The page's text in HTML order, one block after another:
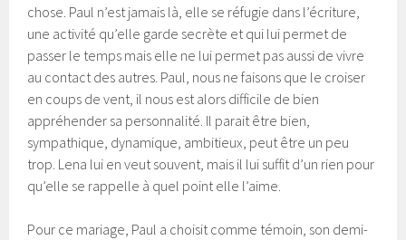
chose. Paul n’est jamais là, elle se réfugie dans l’écriture,
une activité qu’elle garde secrète et qui lui permet de
passer le temps mais elle ne lui permet pas aussi de vivre
au contact des autres. Paul, nous ne faisons que le croiser
en coups de vent, il nous est alors difficile de bien
appréhender sa personnalité. Il parait être bien,
sympathique, dynamique, ambitieux, peut être un peu
trop. Lena lui en veut souvent, mais il lui suffit d’un rien pour
qu’elle se rappelle à quel point elle l’aime.
Pour ce mariage, Paul a choisit comme témoin, son demi-